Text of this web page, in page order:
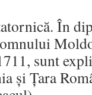
În
sunt
şi Ţara